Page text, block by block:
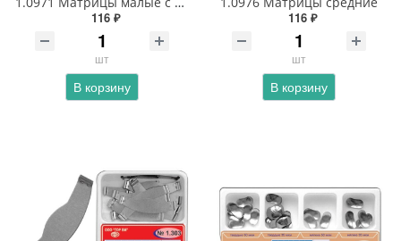
116 ₽
шт
В корзину
116 ₽
шт
В корзину